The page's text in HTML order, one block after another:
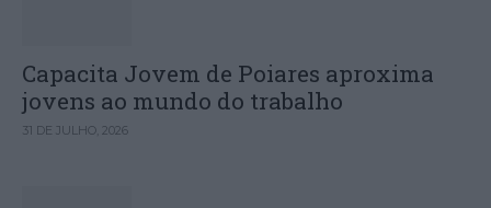
Capacita Jovem de Poiares aproxima
jovens ao mundo do trabalho
31 DE JULHO, 2026